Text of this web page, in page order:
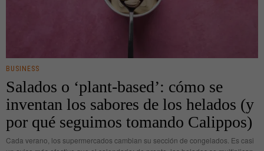
BUSINESS
Salados o ‘plant-based’: cómo se
inventan los sabores de los helados (y
por qué seguimos tomando Calippos)
Cada verano, los supermercados cambian su sección de congelados. Es casi